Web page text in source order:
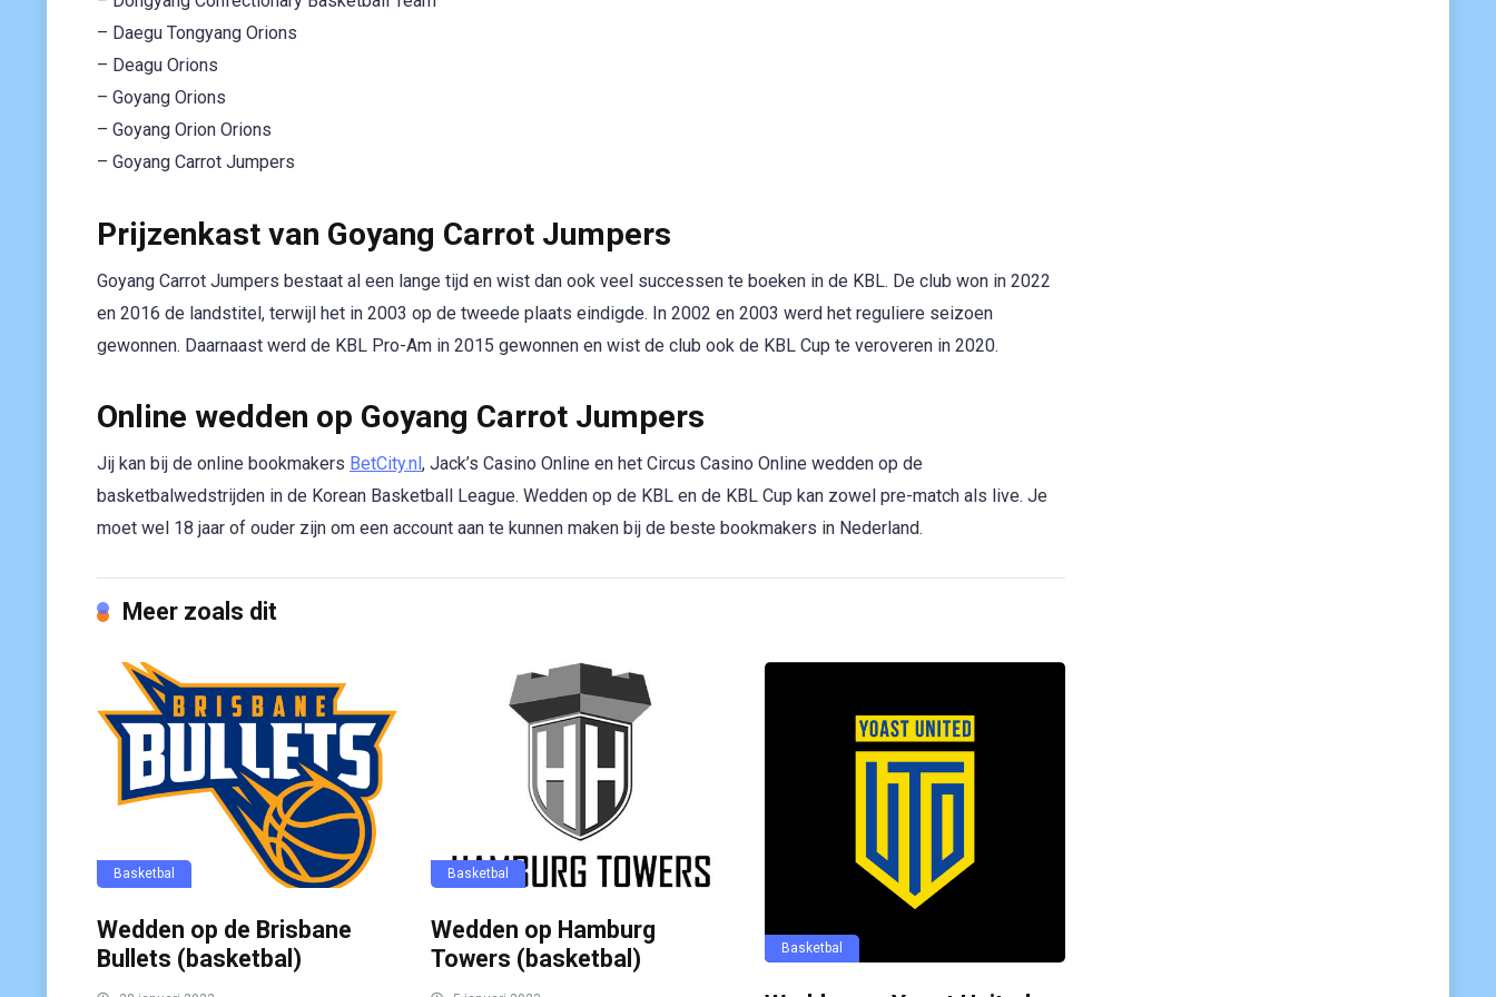
– Daegu Tongyang Orions
– Deagu Orions
– Goyang Orions
– Goyang Orion Orions
– Goyang Carrot Jumpers
Prijzenkast van Goyang Carrot Jumpers
Goyang Carrot Jumpers bestaat al een lange tijd en wist dan ook veel successen te boeken in de KBL. De club won in 2022
en 2016 de landstitel, terwijl het in 2003 op de tweede plaats eindigde. In 2002 en 2003 werd het reguliere seizoen
gewonnen. Daarnaast werd de KBL Pro-Am in 2015 gewonnen en wist de club ook de KBL Cup te veroveren in 2020.
Online wedden op Goyang Carrot Jumpers
Jij kan bij de online bookmakers BetCity.nl, Jack’s Casino Online en het Circus Casino Online wedden op de
basketbalwedstrijden in de Korean Basketball League. Wedden op de KBL en de KBL Cup kan zowel pre-match als live. Je
moet wel 18 jaar of ouder zijn om een account aan te kunnen maken bij de beste bookmakers in Nederland.
Meer zoals dit
Basketbal
Wedden op de Brisbane
Bullets (basketbal)
Basketbal
Wedden op Hamburg
Towers (basketbal)
Basketbal